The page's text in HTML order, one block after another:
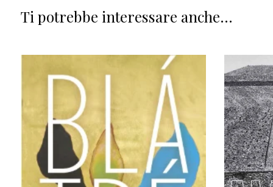
Ti potrebbe interessare anche...